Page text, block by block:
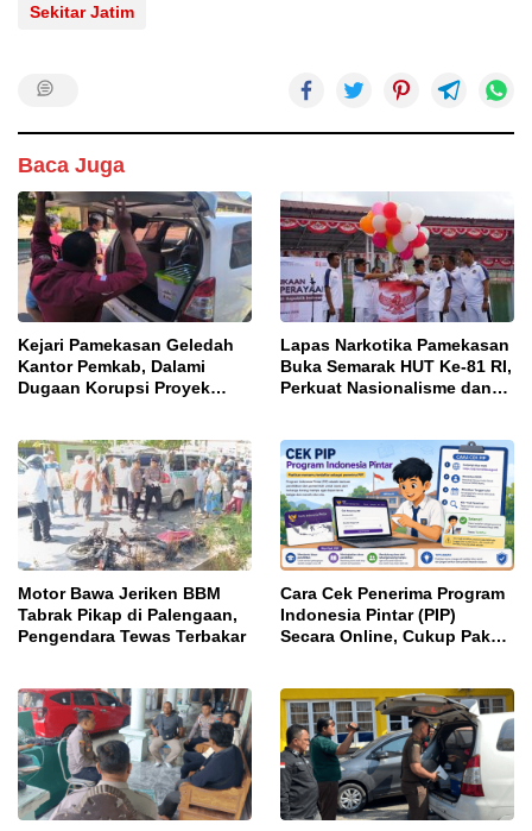
Sekitar Jatim
Baca Juga
Kejari Pamekasan Geledah
Kantor Pemkab, Dalami
Dugaan Korupsi Proyek
Lapas Narkotika Pamekasan
Buka Semarak HUT Ke-81 RI,
Perkuat Nasionalisme dan
Motor Bawa Jeriken BBM
Tabrak Pikap di Palengaan,
Pengendara Tewas Terbakar
Cara Cek Penerima Program
Indonesia Pintar (PIP)
Secara Online, Cukup Pakai